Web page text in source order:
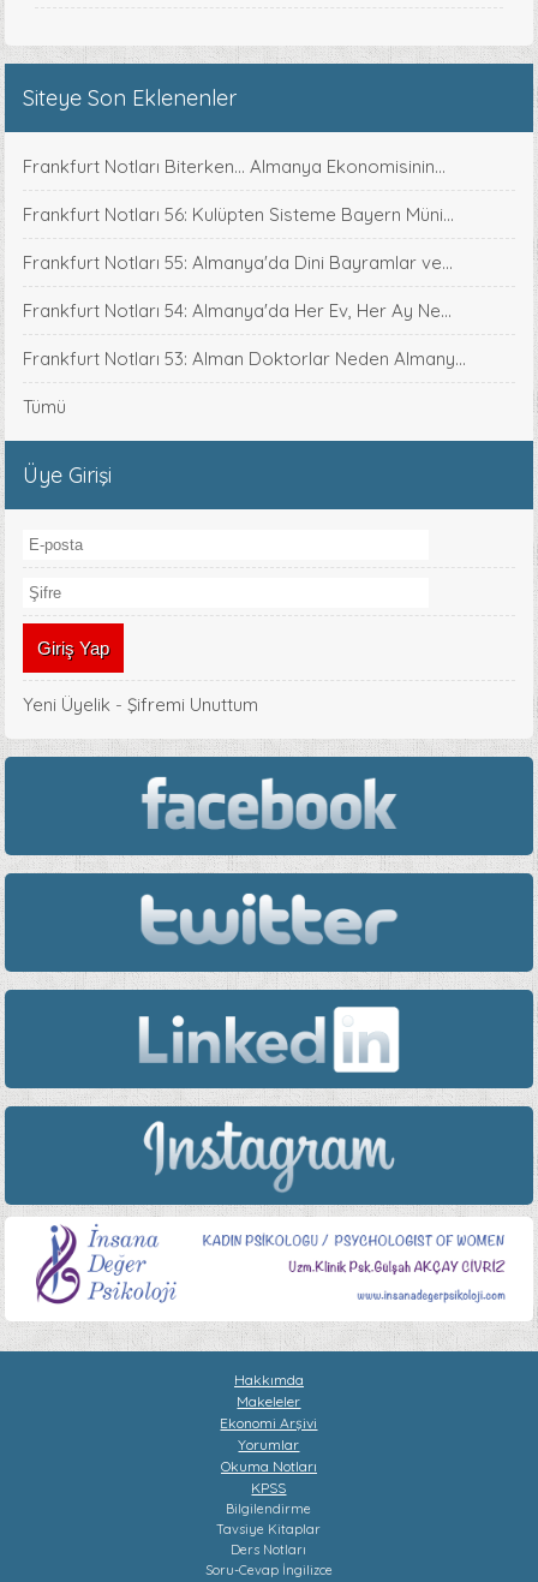
Siteye Son Eklenenler
Frankfurt Notları Biterken... Almanya Ekonomisinin...
Frankfurt Notları 56: Kulüpten Sisteme Bayern Müni...
Frankfurt Notları 55: Almanya'da Dini Bayramlar ve...
Frankfurt Notları 54: Almanya'da Her Ev, Her Ay Ne...
Frankfurt Notları 53: Alman Doktorlar Neden Almany...
Tümü
Üye Girişi
Yeni Üyelik -Şifremi Unuttum
Hakkımda
Makeleler
Ekonomi Arşivi
Yorumlar
Okuma Notları
KPSS
Bilgilendirme
Tavsiye Kitaplar
Ders Notları
Soru-Cevap İngilizce